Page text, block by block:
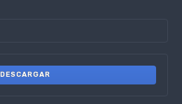
DESCARGAR